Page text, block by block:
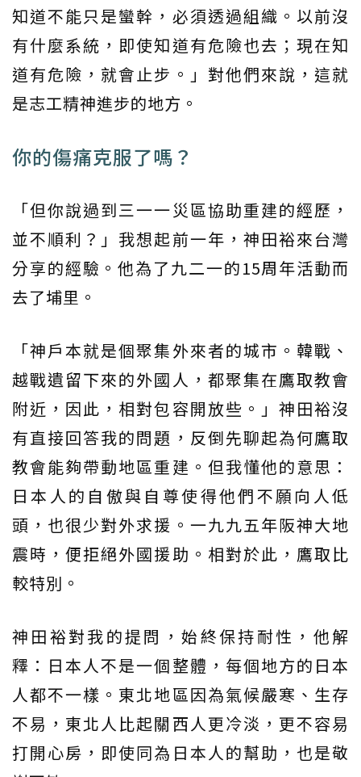
知道不能只是蠻幹，必須透過組織。以前沒
有什麼系統，即使知道有危險也去；現在知
道有危險，就會止步。」對他們來說，這就
是志工精神進步的地方。
你的傷痛克服了嗎？
「但你說過到三一一災區協助重建的經歷，
並不順利？」我想起前一年，神田裕來台灣
分享的經驗。他為了九二一的15周年活動而
去了埔里。
「神戶本就是個聚集外來者的城市。韓戰、
越戰遺留下來的外國人，都聚集在鷹取教會
附近，因此，相對包容開放些。」神田裕沒
有直接回答我的問題，反倒先聊起為何鷹取
教會能夠帶動地區重建。但我懂他的意思：
日本人的自傲與自尊使得他們不願向人低
頭，也很少對外求援。一九九五年阪神大地
震時，便拒絕外國援助。相對於此，鷹取比
較特別。
神田裕對我的提問，始終保持耐性，他解
釋：日本人不是一個整體，每個地方的日本
人都不一樣。東北地區因為氣候嚴寒、生存
不易，東北人比起關西人更冷淡，更不容易
打開心房，即使同為日本人的幫助，也是敬